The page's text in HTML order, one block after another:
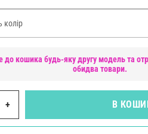
колір
до кошика будь-яку другу модель та
обидва товари.
+ В